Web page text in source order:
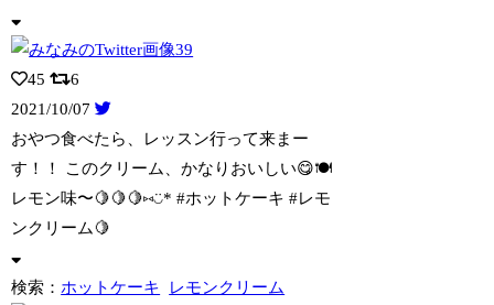
45
6
2021/10/07
おやつ食べたら、レッスン行って来まー
す！！ このクリーム、かなりおいしい😋🍽
レモン味〜🍋🍋🍋⑅︎◡̈︎* #ホットケーキ #レモ
ンクリーム🍋
検索： ホットケーキ レモンクリーム